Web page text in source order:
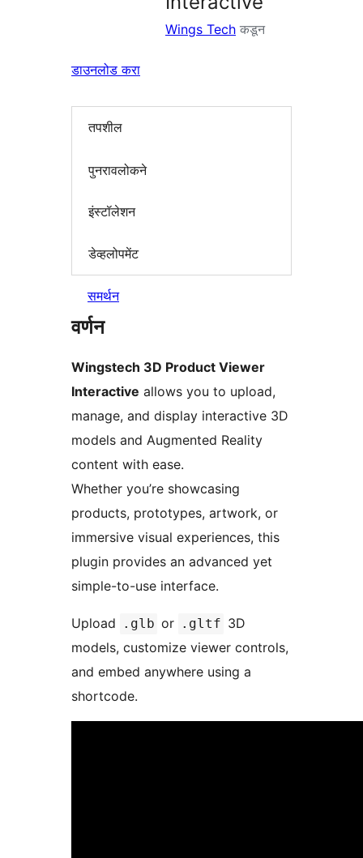
Wings Tech कडून
डाउनलोड करा
तपशील
पुनरावलोकने
इंस्टॉलेशन
डेव्हलोपमेंट
समर्थन
वर्णन
Wingstech 3D Product Viewer
Interactive allows you to upload,
manage, and display interactive 3D
models and Augmented Reality
content with ease.
Whether you’re showcasing
products, prototypes, artwork, or
immersive visual experiences, this
plugin provides an advanced yet
simple-to-use interface.
Upload .glb or .gltf 3D
models, customize viewer controls,
and embed anywhere using a
shortcode.